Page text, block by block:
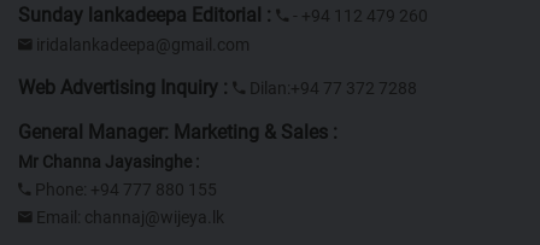
Sunday lankadeepa Editorial :
- +94 112 479 260
iridalankadeepa@gmail.com
Web Advertising Inquiry : Dilan:+94 77 372 7288
General Manager: Marketing & Sales :
Mr Channa Jayasinghe :
Phone: +94 777 880 155
Email: channaj@wijeya.lk